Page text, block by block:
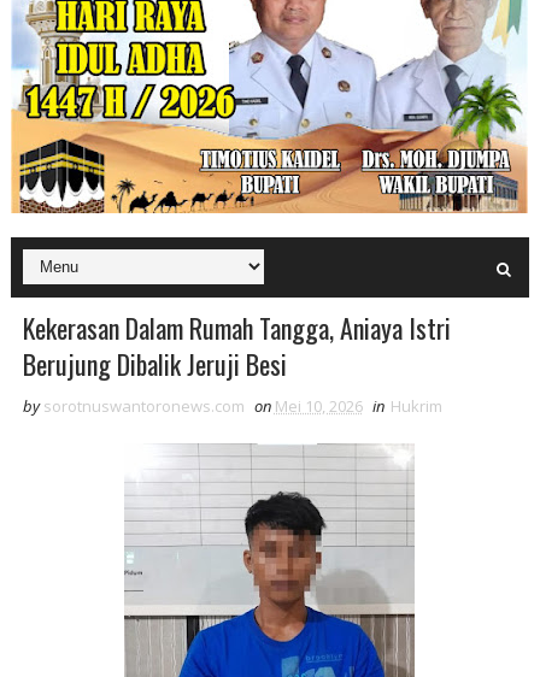
Kekerasan Dalam Rumah Tangga, Aniaya Istri
Berujung Dibalik Jeruji Besi
by sorotnuswantoronews.com on Mei 10, 2026 in Hukrim